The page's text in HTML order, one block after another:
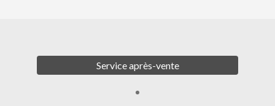
Service après-vente